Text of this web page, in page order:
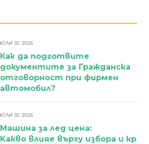
ЮЛИ 31, 2026
Как да подготвите
документите за Гражданска
отговорност при фирмен
автомобил?
ЮЛИ 31, 2026
Машина за лед цена:
Kакво влияе върху избора и